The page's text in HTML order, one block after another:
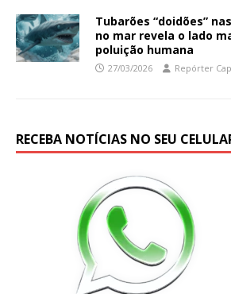
Tubarões “doidões”
no mar revela o lado
poluição humana
27/03/2026 Repórter
RECEBA NOTÍCIAS NO SEU